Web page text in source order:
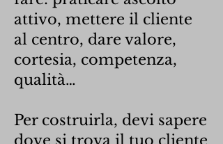
attivo, mettere il cliente
al centro, dare valore,
cortesia, competenza,
qualità…
Per costruirla, devi sapere